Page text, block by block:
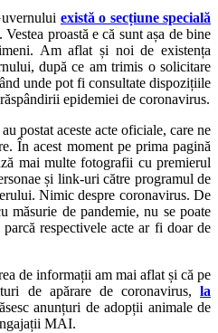
general al Consiliului Europei
motivele care le-au determinat.
informeze pe secretarul general al
la care aceste măsuri au încetat a
convenţiei devin din nou deplin
există o secțiune specială
proastă e că sunt așa de bine
Am aflat și noi de existența
după ce am trimis o solicitare
unde pot fi consultate dispozițiile
epidemiei de coronavirus.
postat aceste acte oficiale, care ne
În acest moment pe prima pagină
mai multe fotografii cu premierul
și link-uri către programul de
Nimic despre coronavirus. De
măsurie de pandemie, nu se poate
respectivele acte ar fi doar de
de informații am mai aflat și că pe
de apărare de coronavirus, la
anunțuri de adopții animale de
MAI.